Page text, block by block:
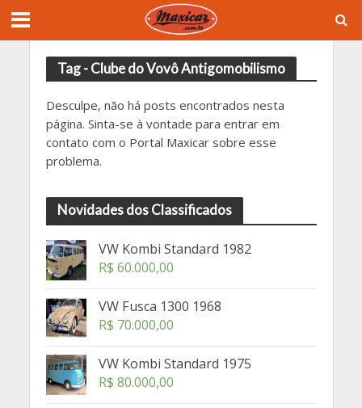
Tag - Clube do Vovô Antigomobilismo
Desculpe, não há posts encontrados nesta
página. Sinta-se à vontade para entrar em
contato com o Portal Maxicar sobre esse
problema.
Novidades dos Classificados
VW Kombi Standard 1982
R$ 60.000,00
VW Fusca 1300 1968
R$ 70.000,00
VW Kombi Standard 1975
R$ 80.000,00